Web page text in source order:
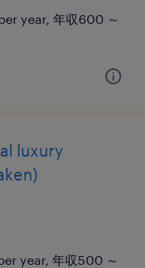
year, 年収600 ～
luxury
year, 年収500 ～